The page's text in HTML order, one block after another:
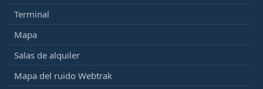
Terminal
Mapa
Salas de alquiler
Mapa del ruido Webtrak